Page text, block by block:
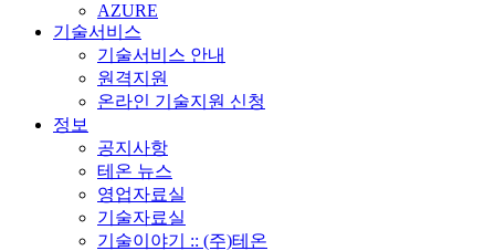
AZURE
기술서비스
기술서비스 안내
원격지원
온라인 기술지원 신청
정보
공지사항
테온 뉴스
영업자료실
기술자료실
기술이야기 :: (주)테온